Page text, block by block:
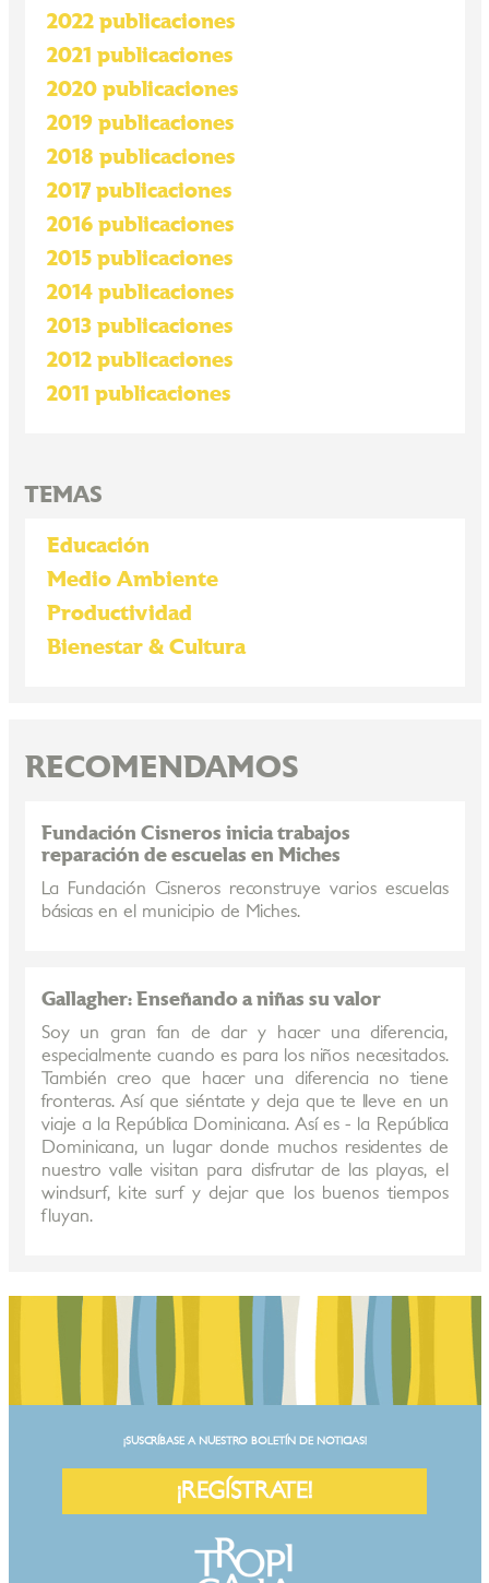
2022 publicaciones
2021 publicaciones
2020 publicaciones
2019 publicaciones
2018 publicaciones
2017 publicaciones
2016 publicaciones
2015 publicaciones
2014 publicaciones
2013 publicaciones
2012 publicaciones
2011 publicaciones
TEMAS
Educación
Medio Ambiente
Productividad
Bienestar & Cultura
RECOMENDAMOS
Fundación Cisneros inicia trabajos
reparación de escuelas en Miches
La Fundación Cisneros reconstruye varios escuelas
básicas en el municipio de Miches.
Gallagher: Enseñando a niñas su valor
Soy un gran fan de dar y hacer una diferencia,
especialmente cuando es para los niños necesitados.
También creo que hacer una diferencia no tiene
fronteras. Así que siéntate y deja que te lleve en un
viaje a la República Dominicana. Así es - la República
Dominicana, un lugar donde muchos residentes de
nuestro valle visitan para disfrutar de las playas, el
windsurf, kite surf y dejar que los buenos tiempos
fluyan.
¡SUSCRÍBASE A NUESTRO BOLETÍN DE NOTICIAS!
¡REGÍSTRATE!